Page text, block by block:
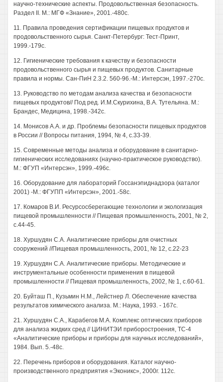
научно-технические аспекты. Продовольственная безопасность.
Раздел II. М.: МГФ «Знание», 2001.-480с.
11. Правила проведения сертификации пищевых продуктов и
продовольственного сырья. Санкт-Петербург: Тест-Принт,
1999.-179с.
12. Гигиенические требования к качеству и безопасности
продовольственного сырья и пищевых продуктов. Санитарные
правила и нормы. Сан-ПиН 2.3.2. 560-96.-М.: Интерсэн, 1997.-270с.
13. Руководство по методам анализа качества и безопасности
пищевых продуктов// Под ред. И.М.Скурихина, В.А. Тутельяна. М.:
Брандес, Медицина, 1998.-342с.
14. Монисов А.А. и др. Проблемы безопасности пищевых продуктов
в России // Вопросы питания, 1994, № 4, с.33-39.
15. Современные методы анализа и оборудование в санитарно-
гигиенических исследованиях (научно-практическое руководство).
М.: ФГУП «Интерсэн», 1999.-496с.
16. Оборудование для лабораторий Госсанэпиднадзора (каталог
2001) -М.: ФГУПП «Интерсэн», 2001.-58с.
17. Комаров В.И. Ресурсосберегающие технологии и экологизация
пищевой промышленности // Пищевая промышленность, 2001, № 2,
с.44-45.
18. Хуршудян С.А. Аналитические приборы для очистных
сооружений //Пищевая промышленность, 2001, № 12, с.22-23
19. Хуршудян С.А. Аналитические приборы. Методические и
инструментальные особенности применения в пищевой
промышленности // Пищевая промышленность, 2002, № 1, с.60-61.
20. Буйташ П., Кузьмин Н.М., Лейстнер Л. Обеспечение качества
результатов химического анализа. М.: Наука, 1993. - 167с.
21. Хуршудян С.А., Карабегов М.А. Комплекс оптических приборов
для анализа жидких сред // ЦИНИТЭИ приборостроения, ТС-4
«Аналитические приборы и приборы для научных исследований»,
1984. Вып. 5.-48с.
22. Перечень приборов и оборудования. Каталог научно-
производственного предприятия «Эконикс», 2000г. 112с.